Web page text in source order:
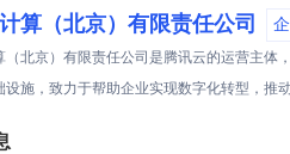
算（北京）有限责任公司
（北京）有限责任公司是腾讯云的运营主体
设施，致力于帮助企业实现数字化转型，推